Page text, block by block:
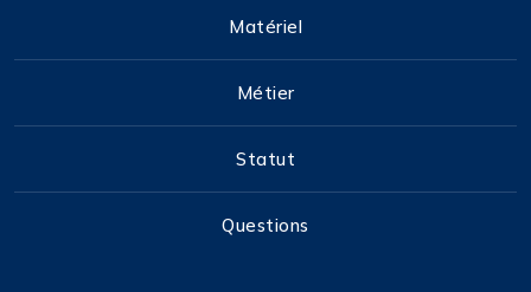
Matériel
Métier
Statut
Questions